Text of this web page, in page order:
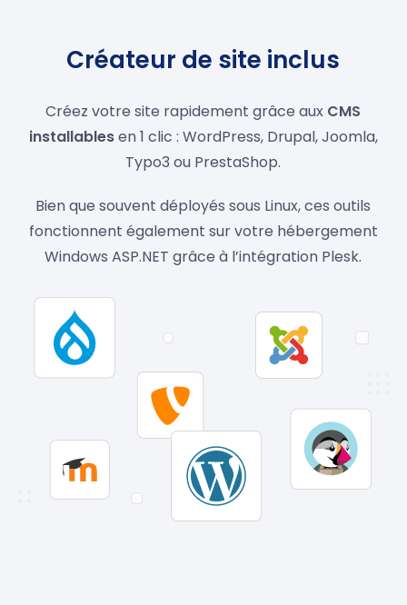
Créateur de site inclus
Créez votre site rapidement grâce aux CMS
installablesen 1 clic : WordPress, Drupal, Joomla,
Typo3 ou PrestaShop.
Bien que souvent déployés sous Linux, ces outils
fonctionnent également sur votre hébergement
Windows ASP.NET grâce à l’intégration Plesk.